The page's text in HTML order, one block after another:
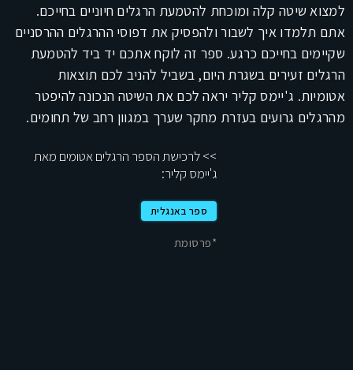
למצוא שיטה קלה ומוכחת להטמעת הרגלים חיוניים בחייכם.
אתם תלמדו איך לשבור ולהפסיק את דפוסי ההרגלים ההרסניים
שקיימים בחייכם כרגע. ספר זה לוקח אתכם יד ביד להטמעת
הרגלים זעירים בשגרת היום, בשביל להניב לכם תוצאות
אטומיות. ג'יימס קליר יראה לכם את השיטה הנכונה להיפטר
מהרגלים גרועים בעזרת מחקר שערך במגוון רחב של תחומים.
>> לרכישת הספר הרגלים אטומים מאת
ג'יימס קליר:
ספר באנגלית
*פרסומת